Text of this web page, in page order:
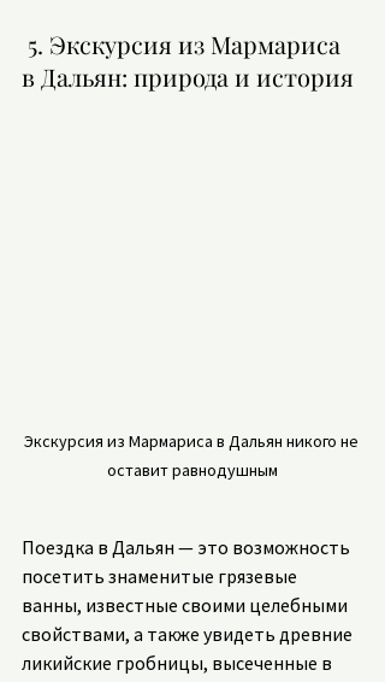
в Дальян: природа и история
Экскурсия из Мармариса в Дальян никого не
оставит равнодушным
Поездка в Дальян — это возможность
посетить знаменитые грязевые
ванны, известные своими целебными
свойствами, а также увидеть древние
ликийские гробницы, высеченные в